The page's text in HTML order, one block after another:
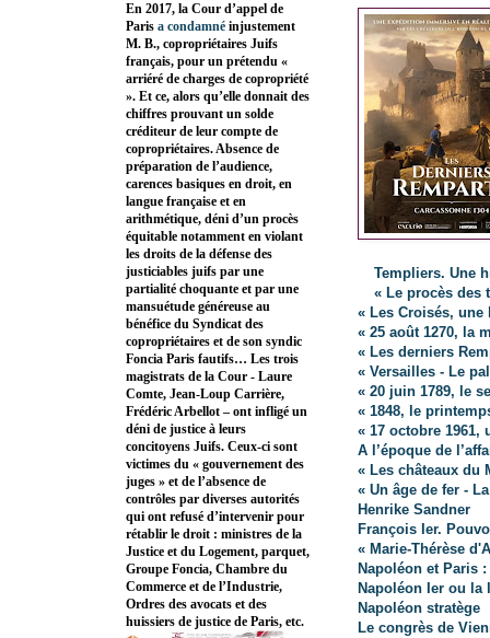
Templiers. Une
« Le procès des
« Les Croisés, une
« 25 août 1270, la
« Les derniers
« Versailles - Le
« 20 juin 1789, le
« 1848, le
« 17 octobre 1961,
A l’époque de
« Les châteaux du
« Un âge de fer -
Henrike Sandner
François Ier.
« Marie-Thérèse
Napoléon et Paris
Napoléon Ier ou la
Napoléon stratège
Le congrès de
En 2017, la Cour d’appel de
Paris a condamné injustement
M. B., copropriétaires Juifs
français, pour un prétendu «
arriéré de charges de copropriété
». Et ce, alors qu’elle donnait des
chiffres prouvant un solde
créditeur de leur compte de
copropriétaires. Absence de
préparation de l’audience,
carences basiques en droit, en
langue française et en
arithmétique, déni d’un procès
équitable notamment en violant
les droits de la défense des
justiciables juifs par une
partialité choquante et par une
mansuétude généreuse au
bénéfice du Syndicat des
copropriétaires et de son syndic
Foncia Paris fautifs… Les trois
magistrats de la Cour - Laure
Comte, Jean-Loup Carrière,
Frédéric Arbellot – ont infligé un
déni de justice à leurs
concitoyens Juifs. Ceux-ci sont
victimes du « gouvernement des
juges » et de l’absence de
contrôles par diverses autorités
qui ont refusé d’intervenir pour
rétablir le droit : ministres de la
Justice et du Logement, parquet,
Groupe Foncia, Chambre du
Commerce et de l’Industrie,
Ordres des avocats et des
huissiers de justice de Paris, etc.